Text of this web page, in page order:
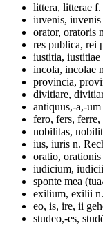
littera, litterae f.
iuvenis, iuvenis
orator, oratoris
res publica, rei
iustitia, iustitiae
incola, incolae
provincia,
divitiare,
antiquus,-a,-um
fero, fers, ferre,
nobilitas,
ius, iuris n.
oratio, orationis
iudicium,
sponte mea
exilium, exilii n.
eo, is, ire, ii
studeo,-es,